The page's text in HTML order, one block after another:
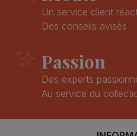
Un service client
Des conseils avisés
Passion
Des experts
Au service du